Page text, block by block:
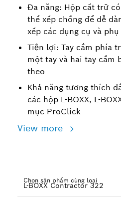
Đa năng: Hộp cất trữ
thể xếp chồng để dễ
xếp các dụng cụ và
Tiện lợi: Tay cầm phía
một tay và hai tay cầm
theo
Khả năng tương thích
các hộp L-BOXX, L-
mục ProClick
View more
Chọn sản phẩm cùng loại